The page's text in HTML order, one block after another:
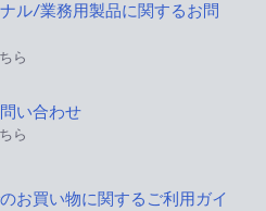
ル/業務用製品に関するお問
ら
い合わせ
ら
お買い物に関するご利用ガイ